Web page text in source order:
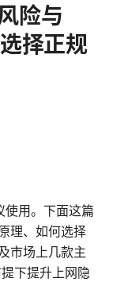
险与
择正规
使用。下面这篇
理、如何选择
市场上几款主
下提升上网隐